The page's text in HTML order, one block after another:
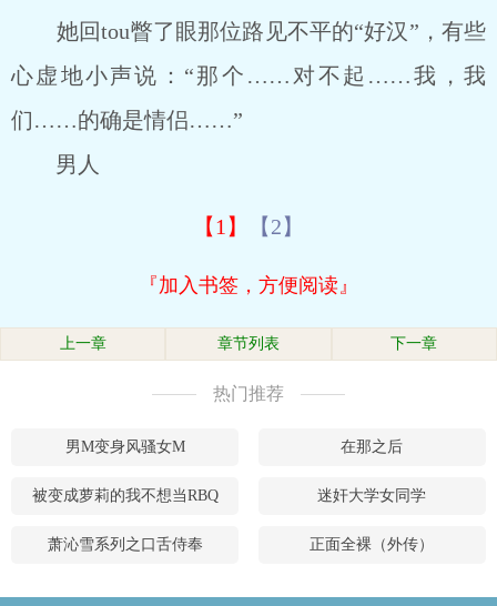
她回tou瞥了眼那位路见不平的“好汉”，有些
心虚地小声说：“那个……对不起……我，我
们……的确是情侣……”
男人
【1】 【2】
『加入书签，方便阅读』
上一章 章节列表 下一章
热门推荐
男M变身风骚女M 在那之后
被变成萝莉的我不想当RBQ 迷奸大学女同学
萧沁雪系列之口舌侍奉 正面全裸（外传）